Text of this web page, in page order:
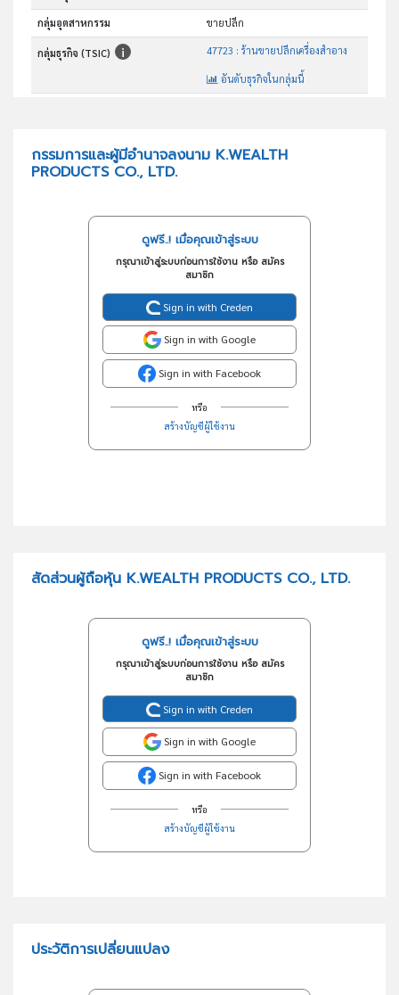
กลุ่มอุตสาหกรรม ขายปลีก
กลุ่มธุรกิจ (TSIC) 47723 : ร้านขายปลีกเครื่องสำอาง
อันดับธุรกิจในกลุ่มนี้
กรรมการและผู้มีอำนาจลงนาม K.WEALTH
PRODUCTS CO., LTD.
ดูฟรี..! เมื่อคุณเข้าสู่ระบบ
กรุณาเข้าสู่ระบบก่อนการใช้งาน หรือ สมัคร
สมาชิก
Sign in with Creden
Sign in with Google
Sign in with Facebook
หรือ
สร้างบัญชีผู้ใช้งาน
สัดส่วนผู้ถือหุ้น K.WEALTH PRODUCTS CO., LTD.
ดูฟรี..! เมื่อคุณเข้าสู่ระบบ
กรุณาเข้าสู่ระบบก่อนการใช้งาน หรือ สมัคร
สมาชิก
Sign in with Creden
Sign in with Google
Sign in with Facebook
หรือ
สร้างบัญชีผู้ใช้งาน
ประวัติการเปลี่ยนแปลง